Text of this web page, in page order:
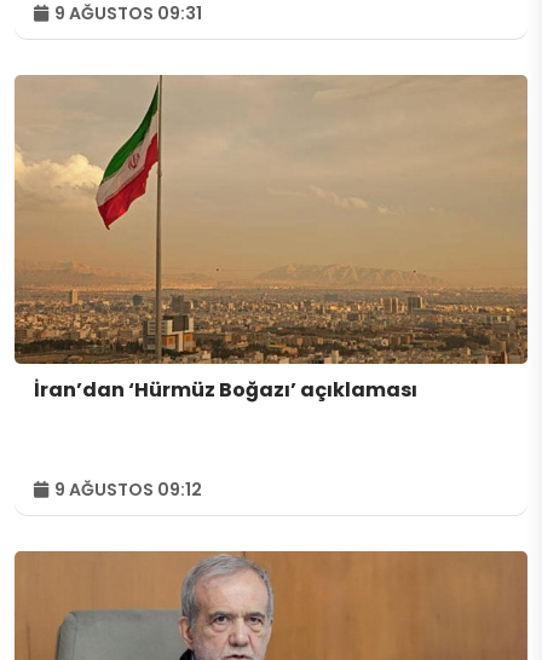
9 AĞUSTOS 09:31
İran’dan ‘Hürmüz Boğazı’ açıklaması
9 AĞUSTOS 09:12